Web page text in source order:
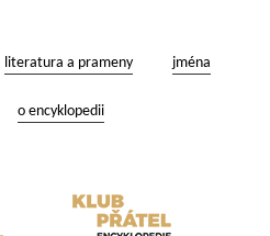
literatura a prameny jména
o encyklopedii